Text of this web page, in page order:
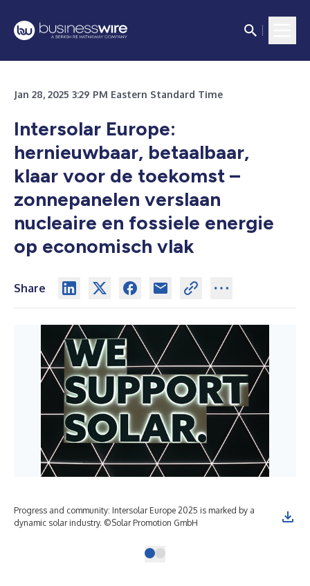
Jan 28, 2025 3:29 PM Eastern Standard Time
Intersolar Europe:
hernieuwbaar, betaalbaar,
klaar voor de toekomst –
zonnepanelen verslaan
nucleaire en fossiele energie
op economisch vlak
Share
Progress and community: Intersolar Europe 2025 is marked by a
dynamic solar industry. ©Solar Promotion GmbH